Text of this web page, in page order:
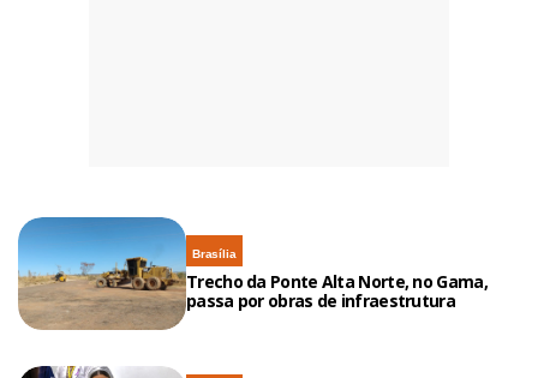
Brasília
Trecho da Ponte Alta Norte, no Gama,
passa por obras de infraestrutura